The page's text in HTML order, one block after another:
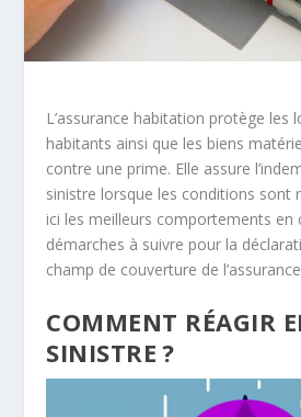
L’assurance habitation protège les
habitants ainsi que les biens
contre une prime. Elle assure
sinistre lorsque les conditions sont
ici les meilleurs comportements en
démarches à suivre pour la
champ de couverture de
COMMENT RÉAGIR
SINISTRE ?